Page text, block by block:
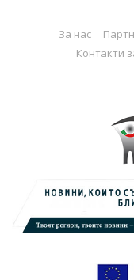
За нас
Контакти